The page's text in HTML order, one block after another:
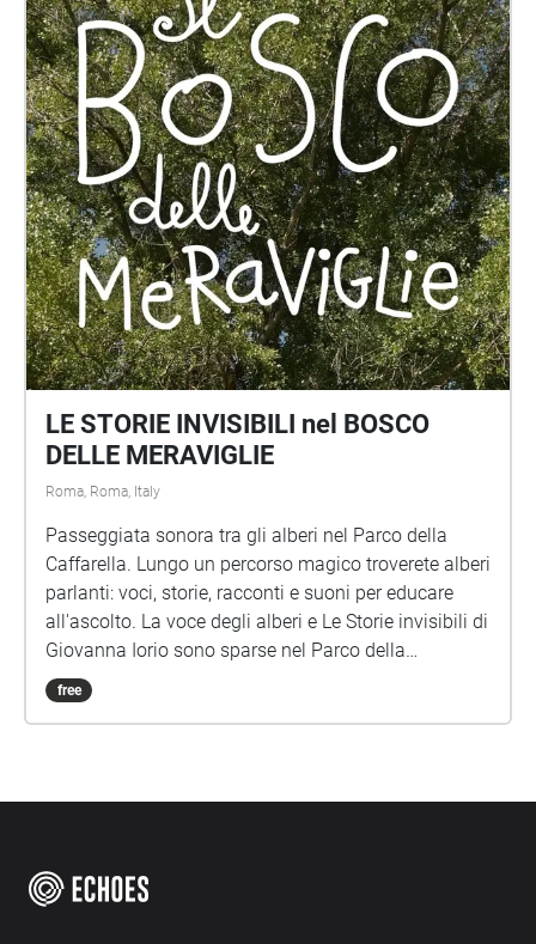
LE STORIE INVISIBILI nel BOSCO
DELLE MERAVIGLIE
Roma, Roma, Italy
Passeggiata sonora tra gli alberi nel Parco della
Caffarella. Lungo un percorso magico troverete alberi
parlanti: voci, storie, racconti e suoni per educare
all'ascolto. La voce degli alberi e Le Storie invisibili di
Giovanna Iorio sono sparse nel Parco della
Caffarella, una passeggiata sonora per bambini di
ogni età. Per festeggiare il centenario della nascita
Foto, individuazione dei punti di ascolto, testi
esplicativi di Francesca Lepori (e dal sito del Bosco
free